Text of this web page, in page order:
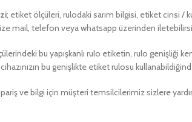
; etiket ölçüleri, rulodaki sarım bilgisi, etiket cinsi /
mail, telefon veya whatsapp üzerinden
bu yapışkanlı rulo etiketin, rulo genişliği
cihazınızın bu genişlikte etiket rulosu
ve bilgi için müşteri temsilcilerimiz sizlere